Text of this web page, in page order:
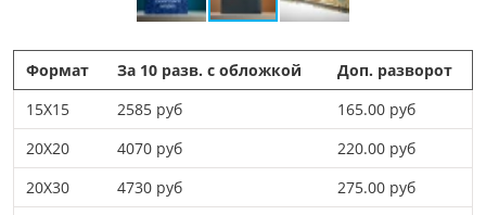
Формат За 10 разв. с обложкой
Доп. разворот
15X15
2585 руб
165.00 руб
20X20
4070 руб
220.00 руб
20X30
4730 руб
275.00 руб